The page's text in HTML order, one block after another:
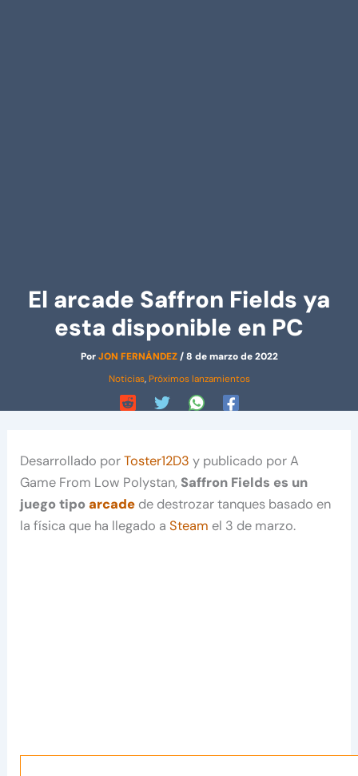
El arcade Saffron Fields ya
esta disponible en PC
PorJON FERNÁNDEZ/8 de marzo de 2022
Noticias, Próximos lanzamientos
Desarrollado porToster12D3 y publicado por A
Game From Low Polystan, Saffron Fields es un
juego tipoarcade de destrozar tanques basado en
la física que ha llegado aSteam el 3 de marzo.